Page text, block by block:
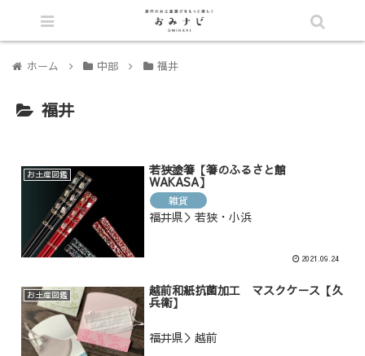
ホーム 中部 福井
福井
お土産図鑑 若狭塗箸【箸のふるさと館
WAKASA】
雑貨
福井県＞若狭・小浜
2021.09.24
お土産図鑑 越前和紙抗菌加工 マスクケ－ス【久
兵衛】
福井県＞越前
シェア